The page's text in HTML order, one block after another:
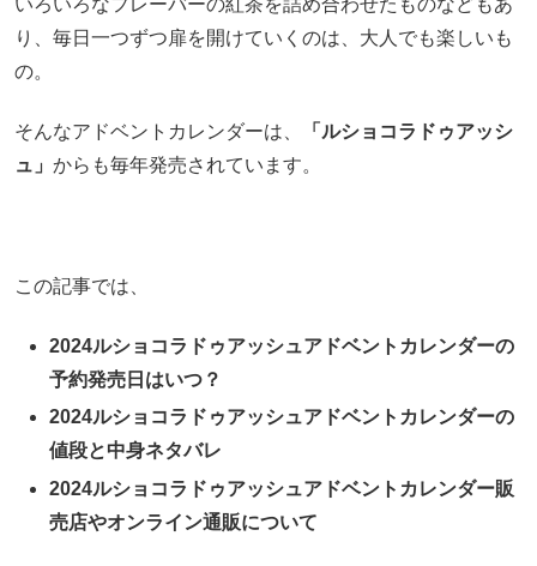
り、毎日一つずつ扉を開けていくのは、大人でも楽しいも
の。
そんなアドベントカレンダーは、
「ルショコラドゥアッシ
ュ」 からも毎年発売されています。
この記事では、
2024ルショコラドゥアッシュアドベントカレンダーの
予約発売日はいつ？
2024ルショコラドゥアッシュアドベントカレンダーの
値段と中身ネタバレ
2024ルショコラドゥアッシュアドベントカレンダー販
売店やオンライン通販について